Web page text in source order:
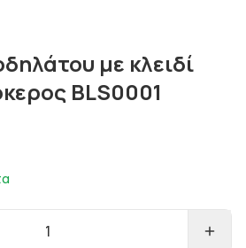
με κλειδί
BLS0001
1